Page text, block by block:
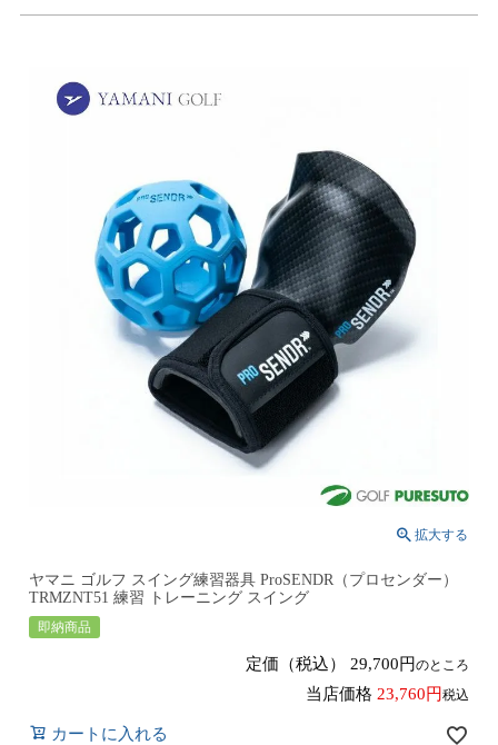
ヤマニ ゴルフ スイング練習器具 ProSENDR（プロセンダー）
TRMZNT51 練習 トレーニング スイング
即納商品
定価（税込） 29,700 のところ
当店価格 23,760 税込
カートに入れる